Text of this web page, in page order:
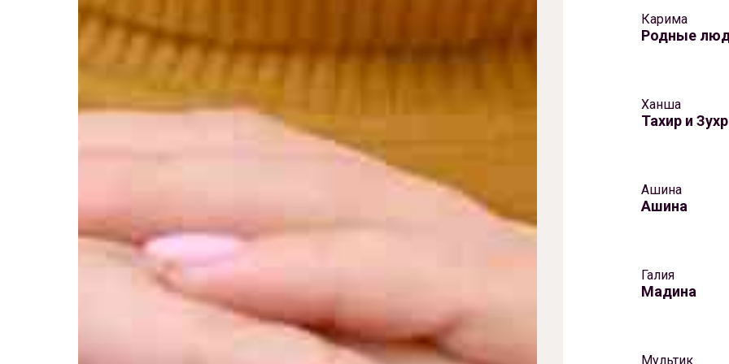
Карима
Родные
Ханша
Тахир и
Ашина
Ашина
Галия
Мадина
Мультик